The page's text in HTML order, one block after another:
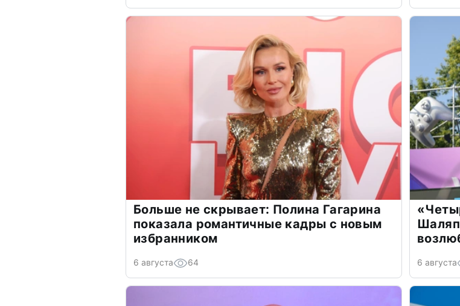
Больше не скрывает: Полина Гагарина
показала романтичные кадры с новым
избранником
6 августа 64 6 августа